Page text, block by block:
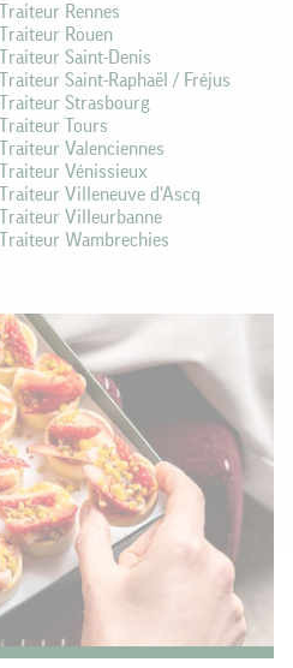
Traiteur Rennes
Traiteur Rouen
Traiteur Saint-Denis
Traiteur Saint-Raphaël / Fréjus
Traiteur Strasbourg
Traiteur Tours
Traiteur Valenciennes
Traiteur Vénissieux
Traiteur Villeneuve d'Ascq
Traiteur Villeurbanne
Traiteur Wambrechies